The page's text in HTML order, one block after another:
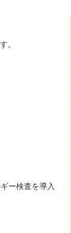
。
ー検査を導入